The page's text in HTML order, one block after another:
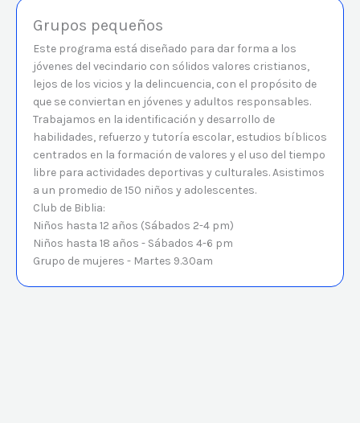
Grupos pequeños
Este programa está diseñado para dar forma a los
jóvenes del vecindario con sólidos valores cristianos,
lejos de los vicios y la delincuencia, con el propósito de
que se conviertan en jóvenes y adultos responsables.
Trabajamos en la identificación y desarrollo de
habilidades, refuerzo y tutoría escolar, estudios bíblicos
centrados en la formación de valores y el uso del tiempo
libre para actividades deportivas y culturales. Asistimos
a un promedio de 150 niños y adolescentes.
Club de Biblia:
Niños hasta 12 años (Sábados 2-4 pm)
Niños hasta 18 años - Sábados 4-6 pm
Grupo de mujeres - Martes 9.30am